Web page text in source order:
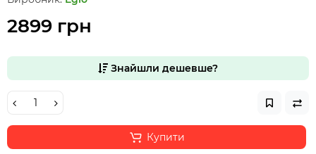
2899 грн
Знайшли дешевше?
Купити